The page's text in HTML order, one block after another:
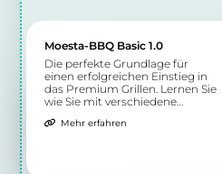
Moesta-BBQ Basic 1.0
Die perfekte Grundlage für
einen erfolgreichen Einstieg in
das Premium Grillen. Lernen Sie
wie Sie mit verschiedene
auf dem Grill zubereiten.
Mehr erfahren